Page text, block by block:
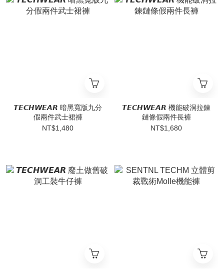
𝙏𝙀𝘾𝙃𝙒𝙀𝘼𝙍 暗黑寬版九分
假兩件武士裙褲
NT$1,480
𝙏𝙀𝘾𝙃𝙒𝙀𝘼𝙍 機能破洞拉鍊
鏈條假兩件長褲
NT$1,680